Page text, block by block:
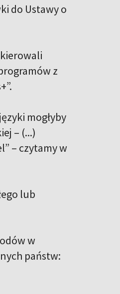
do Ustawy o
z
mogłyby
– (...)
– czytamy w
lub
w
państw: